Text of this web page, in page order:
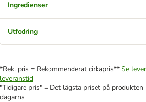
Ingredienser
Utfodring
*Rek. pris = Rekommenderat cirkapris** Se
leveranstid
"Tidigare pris" = Det lägsta priset på produkten
dagarna